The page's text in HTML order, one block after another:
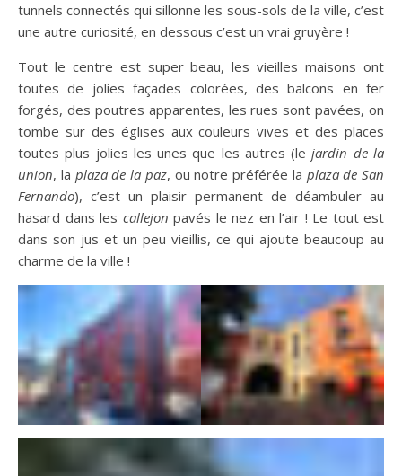
tunnels connectés qui sillonne les sous-sols de la ville, c’est
une autre curiosité, en dessous c’est un vrai gruyère !
Tout le centre est super beau, les vieilles maisons ont
toutes de jolies façades colorées, des balcons en fer
forgés, des poutres apparentes, les rues sont pavées, on
tombe sur des églises aux couleurs vives et des places
toutes plus jolies les unes que les autres (lejardin de la
union, la plaza de la paz, ou notre préférée la plaza de San
Fernando), c’est un plaisir permanent de déambuler au
hasard dans les callejon pavés le nez en l’air ! Le tout est
dans son jus et un peu vieillis, ce qui ajoute beaucoup au
charme de la ville !